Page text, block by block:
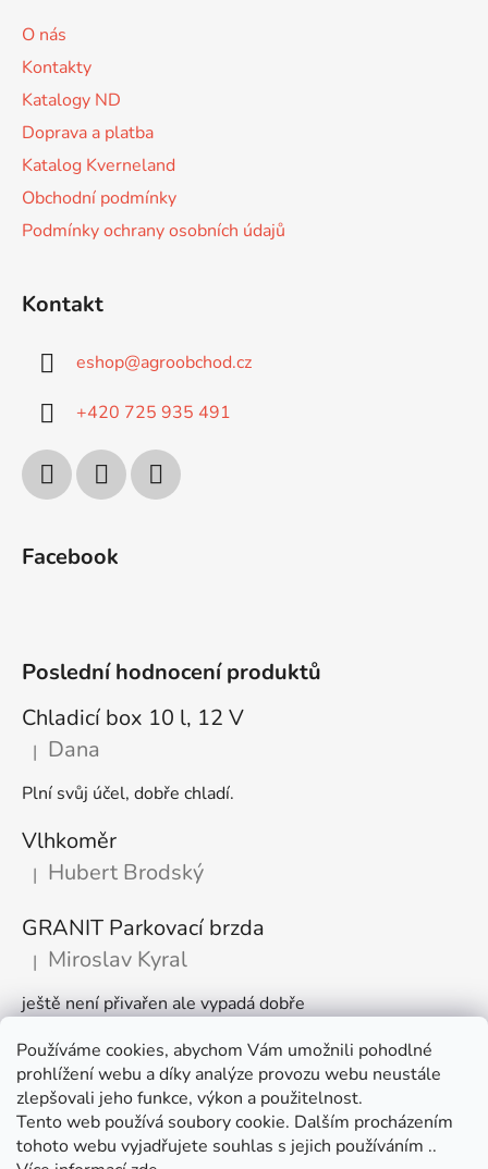
Používáme cookies, abychom Vám umožnili pohodlné
prohlížení webu a díky analýze provozu webu neustále
zlepšovali jeho funkce, výkon a použitelnost.
Tento web používá soubory cookie. Dalším procházením
tohoto webu vyjadřujete souhlas s jejich používáním ..
O nás
Kontakty
Katalogy ND
Doprava a platba
Katalog Kverneland
Obchodní podmínky
Podmínky ochrany osobních údajů
Kontakt
eshop@agroobchod.cz
+420 725 935 491
Facebook
Poslední hodnocení produktů
Chladicí box 10 l, 12 V
Hodnocení produktu je 5 z 5 hvězdiček.
| Dana
Plní svůj účel, dobře chladí.
Vlhkoměr
Hodnocení produktu je 5 z 5 hvězdiček.
| Hubert Brodský
GRANIT Parkovací brzda
Hodnocení produktu je 5 z 5 hvězdiček.
| Miroslav Kyral
ještě není přivařen ale vypadá dobře
Články
🌾 Prodlužujeme otevírací dobu na sezónu
Časté dotazy